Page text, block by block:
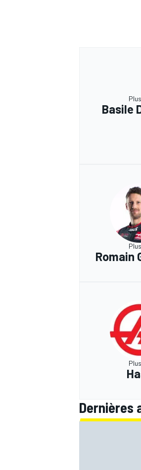
Basile
Romain
Dernières